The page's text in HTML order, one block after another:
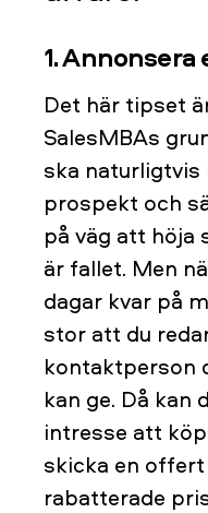
1.
Det här tipset
SalesMBAs
ska naturligtvis
prospekt och
på väg att höja
är fallet. Men
dagar kvar på
stor att du
kontaktperson
kan ge. Då kan
intresse att
skicka en
rabatterade